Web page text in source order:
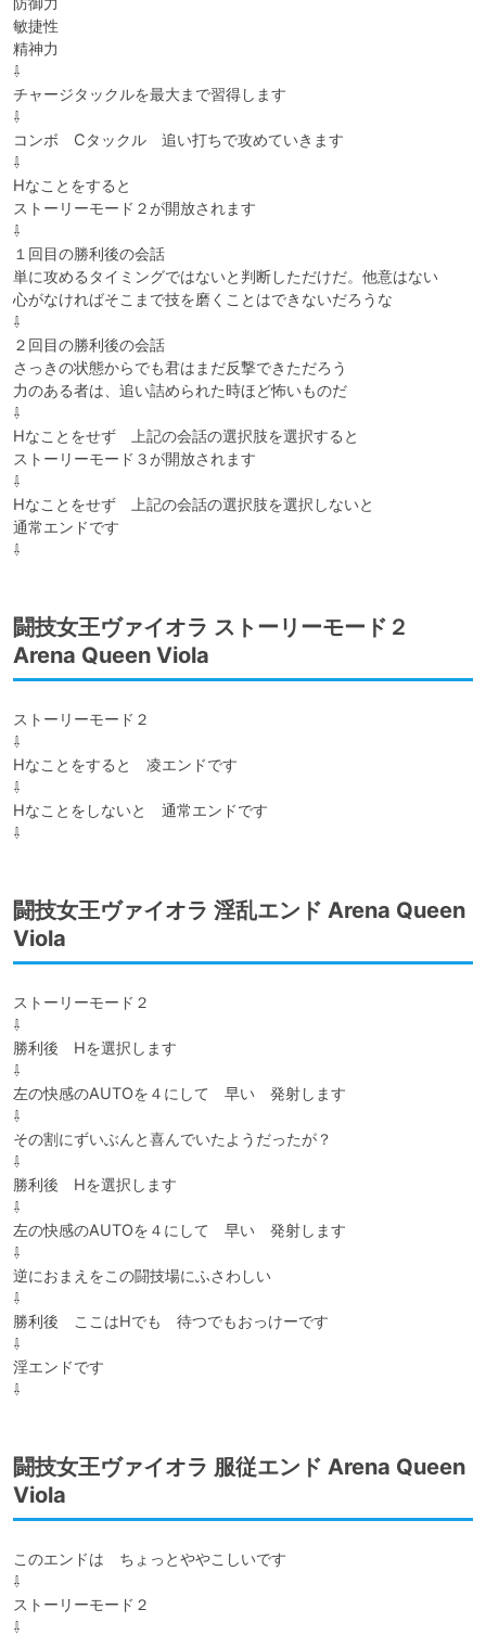
敏捷性
精神力
⇩
チャージタックルを最大まで習得します
⇩
コンボ　Cタックル　追い打ちで攻めていきます
⇩
Hなことをすると
ストーリーモード２が開放されます
⇩
１回目の勝利後の会話
単に攻めるタイミングではないと判断しただけだ。他意はない
心がなければそこまで技を磨くことはできないだろうな
⇩
２回目の勝利後の会話
さっきの状態からでも君はまだ反撃できただろう
力のある者は、追い詰められた時ほど怖いものだ
⇩
Hなことをせず　上記の会話の選択肢を選択すると
ストーリーモード３が開放されます
⇩
Hなことをせず　上記の会話の選択肢を選択しないと
通常エンドです
⇩
闘技女王ヴァイオラ ストーリーモード２
Arena Queen Viola
ストーリーモード２
⇩
Hなことをすると　凌エンドです
⇩
Hなことをしないと　通常エンドです
⇩
闘技女王ヴァイオラ 淫乱エンド Arena Queen
Viola
ストーリーモード２
⇩
勝利後　Hを選択します
⇩
左の快感のAUTOを４にして　早い　発射します
⇩
その割にずいぶんと喜んでいたようだったが？
⇩
勝利後　Hを選択します
⇩
左の快感のAUTOを４にして　早い　発射します
⇩
逆におまえをこの闘技場にふさわしい
⇩
勝利後　ここはHでも　待つでもおっけーです
⇩
淫エンドです
⇩
闘技女王ヴァイオラ 服従エンド Arena Queen
Viola
このエンドは　ちょっとややこしいです
⇩
ストーリーモード２
⇩